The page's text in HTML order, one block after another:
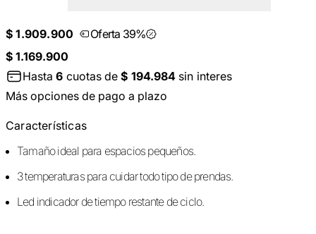
$ 1.909.900
Oferta 39%
$ 1.169.900
Hasta6 cuotas de$ 194.984 sin interes
Más opciones de pago a plazo
Características
Tamaño ideal para espacios pequeños.
3 temperaturas para cuidar todo tipo de prendas.
Led indicador de tiempo restante de ciclo.